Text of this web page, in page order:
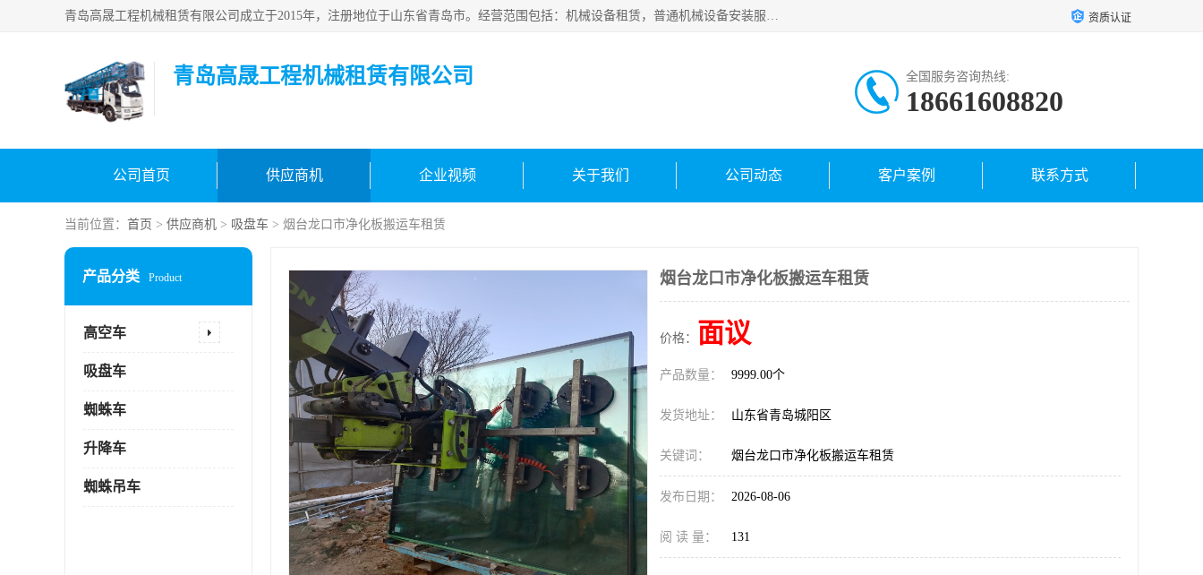
青岛高晟工程机械租赁有限公司成立于2015年，注册地位于山东省青岛市。经营范围包括：机械设备租赁，普通机械设备安装服务，电子、机械设备维护，专用设备修理，通用设备修理，机械设备销售，环境保护专用设备销售，建筑材料销售，专业保洁、清洗、消毒服务，劳动保护用品销售，信息技术咨询服务，汽车拖车、求援、清障服务，物业管理；工程管理服务，货物进出口，技术进出口，汽车销售，新能源汽车整车销售等。 资质认证
青岛高晟工程机械租赁有限公司 全国服务咨询热线:
18661608820
公司首页 供应商机 企业视频 关于我们 公司动态 客户案例 联系方式
当前位置： 首页 > 供应商机 > 吸盘车 > 烟台龙口市净化板搬运车租赁
产品分类 Product
高空车
吸盘车
蜘蛛车
升降车
蜘蛛吊车
烟台龙口市净化板搬运车租赁
价格： 面议
产品数量： 9999.00个
发货地址： 山东省青岛城阳区
关键词： 烟台龙口市净化板搬运车租赁
发布日期： 2026-08-06
阅 读 量： 131